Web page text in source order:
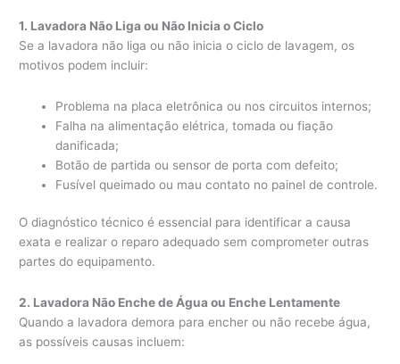
1. Lavadora Não Liga ou Não Inicia o Ciclo
Se a lavadora não liga ou não inicia o ciclo de lavagem, os
motivos podem incluir:
Problema na placa eletrônica ou nos circuitos internos;
Falha na alimentação elétrica, tomada ou fiação
danificada;
Botão de partida ou sensor de porta com defeito;
Fusível queimado ou mau contato no painel de controle.
O diagnóstico técnico é essencial para identificar a causa
exata e realizar o reparo adequado sem comprometer outras
partes do equipamento.
2. Lavadora Não Enche de Água ou Enche Lentamente
Quando a lavadora demora para encher ou não recebe água,
as possíveis causas incluem: